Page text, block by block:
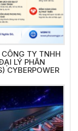
TY TNHH
LÝ PHÂN
CYBERPOWER